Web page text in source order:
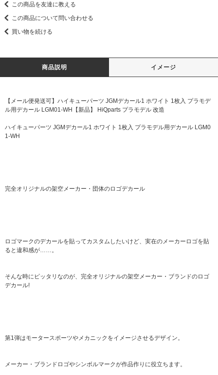
この商品を友達に教える
この商品について問い合わせる
買い物を続ける
商品説明 イメージ
【メール便発送可】ハイキューパーツ JGMデカール1 ホワイト 1枚入 プラモデ
ル用デカール LGM01-WH【新品】 HiQparts プラモデル 改造
ハイキューパーツ JGMデカール1 ホワイト 1枚入 プラモデル用デカール LGM0
1-WH
完全オリジナルの架空メーカー・団体のロゴデカール
ロゴマークのデカールを貼ってカスタムしたいけど、実在のメーカーロゴを貼
ると違和感が……。
そんな時にピッタリなのが、完全オリジナルの架空メーカー・ブランドのロゴ
デカール!
第1弾はモータースポーツやメカニックをイメージさせるデザイン。
メーカー・ブランドロゴやシンボルマークが作品作りに役立ちます。